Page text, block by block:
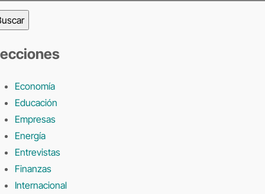
Economía
Educación
Empresas
Energía
Entrevistas
Finanzas
Internacional